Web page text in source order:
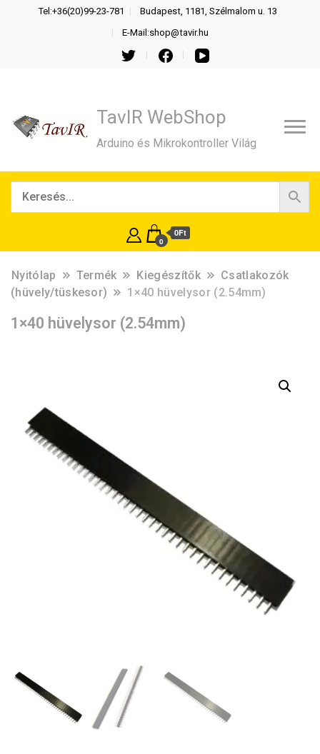
Tel:+36(20)99-23-781 Budapest, 1181, Szélmalom u. 13
E-Mail:shop@tavir.hu
TavIR WebShop
Arduino és Mikrokontroller Világ
0
0Ft
Nyitólap Termék Kiegészítők
Csatlakozók
(hüvely/tüskesor)
1×40 hüvelysor (2.54mm)
1×40 hüvelysor (2.54mm)